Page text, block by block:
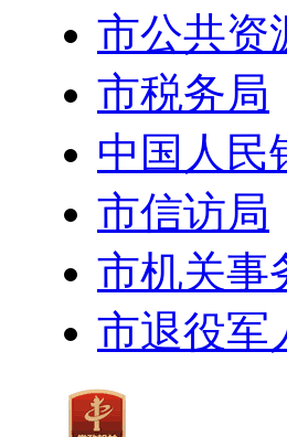
市公共资
市税务局
中国人民
市信访局
市机关事
市退役军